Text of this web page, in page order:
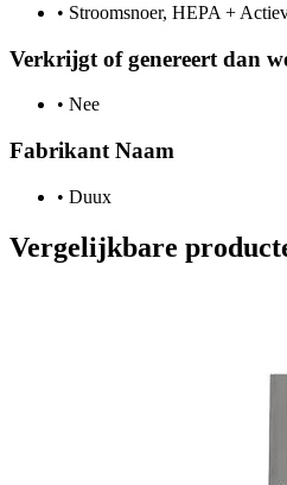
• Stroomsnoer, HEPA +
Verkrijgt of genereert dan
• Nee
Fabrikant Naam
• Duux
Vergelijkbare